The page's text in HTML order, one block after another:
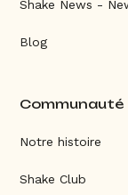
Shake News -
Blog
Communauté
Notre histoire
Shake Club